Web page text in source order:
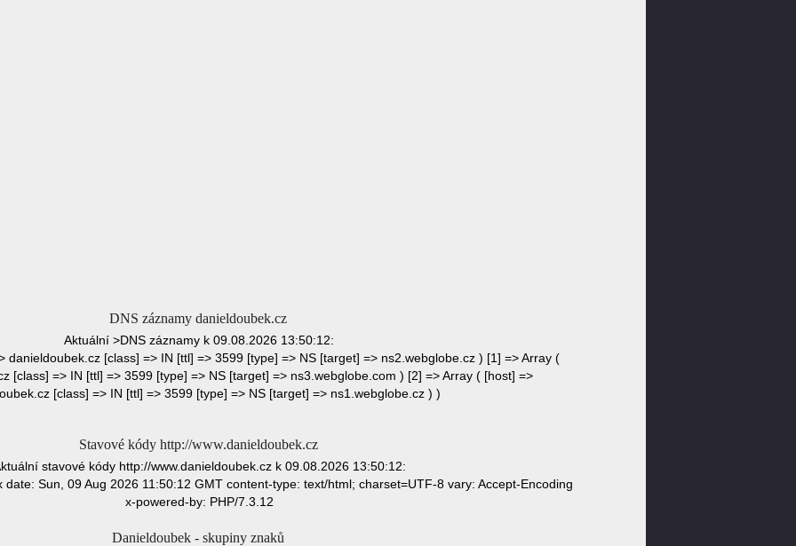
DNS záznamy danieldoubek.cz
Aktuální >DNS záznamy k 09.08.2026 13:50:12:
danieldoubek.cz [class] => IN [ttl] => 3599 [type] => NS [target] => ns2.webglobe.cz ) [1] => Array (
[class] => IN [ttl] => 3599 [type] => NS [target] => ns3.webglobe.com ) [2] => Array ( [host] =>
[class] => IN [ttl] => 3599 [type] => NS [target] => ns1.webglobe.cz ) )
Stavové kódy http://www.danieldoubek.cz
stavové kódy http://www.danieldoubek.cz k 09.08.2026 13:50:12:
Sun, 09 Aug 2026 11:50:12 GMT content-type: text/html; charset=UTF-8 vary: Accept-Encoding
x-powered-by: PHP/7.3.12
Danieldoubek - skupiny znaků